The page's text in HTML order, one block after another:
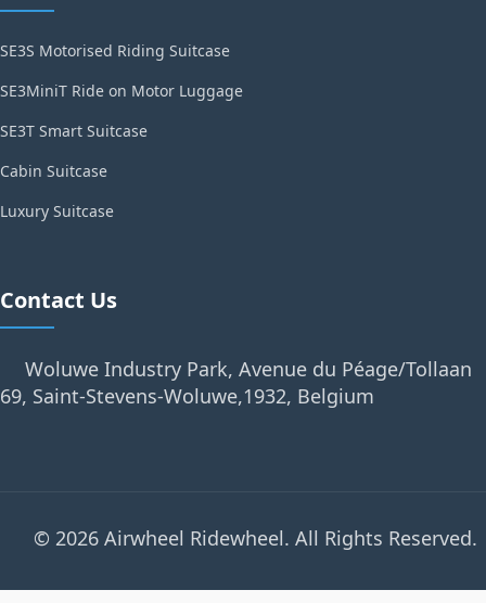
SE3S Motorised Riding Suitcase
SE3MiniT Ride on Motor Luggage
SE3T Smart Suitcase
Cabin Suitcase
Luxury Suitcase
Contact Us
Woluwe Industry Park, Avenue du Péage/Tollaan
69, Saint-Stevens-Woluwe,1932, Belgium
© 2026 Airwheel Ridewheel. All Rights Reserved.